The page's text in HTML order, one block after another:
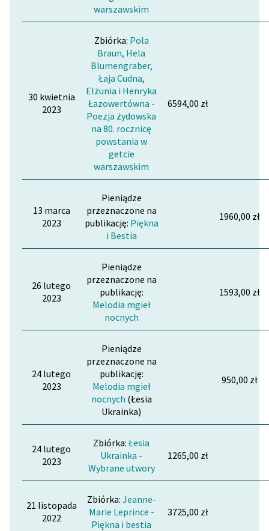
Regulamin biblioteki
sprawozdania finansowe
Regulamin darowizn
Informacja o treściach
Deklaracja dostępności
warszawskim
30 kwietnia
2023
Zbiórka: Pola
Braun, Hela
Blumengraber,
Łaja Cudna,
Elżunia i Henryka
Łazowertówna -
Poezja żydowska
na 80. rocznicę
powstania w
getcie
warszawskim
6594,00 zł
13 marca
2023
Pieniądze
przeznaczone na
publikację: Piękna
i Bestia
1960,00 zł
26 lutego
2023
Pieniądze
przeznaczone na
publikację:
Melodia mgieł
nocnych
1593,00 zł
24 lutego
2023
Pieniądze
przeznaczone na
publikację:
Melodia mgieł
nocnych (Łesia
Ukrainka)
950,00 zł
24 lutego
2023
Zbiórka:Łesia
Ukrainka -
Wybrane utwory
1265,00 zł
21 listopada
2022
Zbiórka: Jeanne-
Marie Leprince -
Piękna i bestia
3725,00 zł